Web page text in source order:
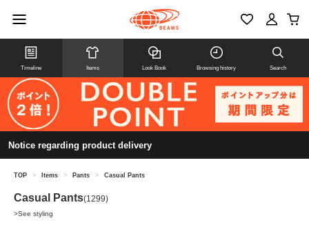
Timeline Items Look Book Browsing history Search
Notice regarding product delivery
TOP > Items > Pants > Casual Pants
Casual Pants(1299)
>See styling